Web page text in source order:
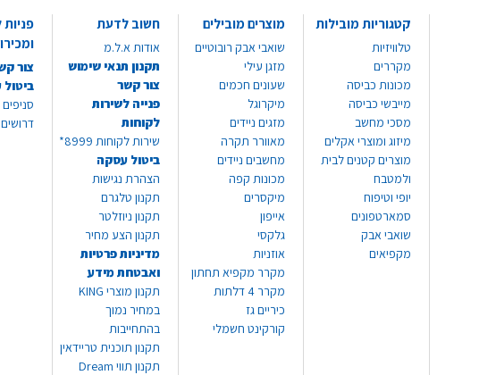
קטגוריות מובילות
טלוויזיות
מקררים
מכונות כביסה
מייבשי כביסה
מסכי מחשב
מיזוג ומוצרי אקלים
מוצרים קטנים לבית
ולמטבח
יופי וטיפוח
סמארטפונים
שואבי אבק
מקפיאים
מוצרים מובילים
שואבי אבק רובוטיים
מזגן עילי
שעונים חכמים
מיקרוגל
מזגים ניידים
מאוורר תקרה
מחשבים ניידים
מכונות קפה
מיקסרים
אייפון
גלקסי
אוזניות
מקרר מקפיא תחתון
מקרר 4 דלתות
כיריים גז
קורקינט חשמלי
חשוב לדעת
אודות א.ל.מ
תקנון תנאי שימוש
צור קשר
פנייה לשירות
לקוחות
שירות לקוחות 8999*
ביטול עסקה
הצהרת נגישות
תקנון טלגרם
תקנון ניוזלטר
תקנון הצע מחיר
מדיניות פרטיות
ואבטחת מידע
תקנון מוצרי KING
במחיר נמוך
בהתחייבות
תקנון תוכנית טריידאין
תקנון תווי Dream
צור
סניפים